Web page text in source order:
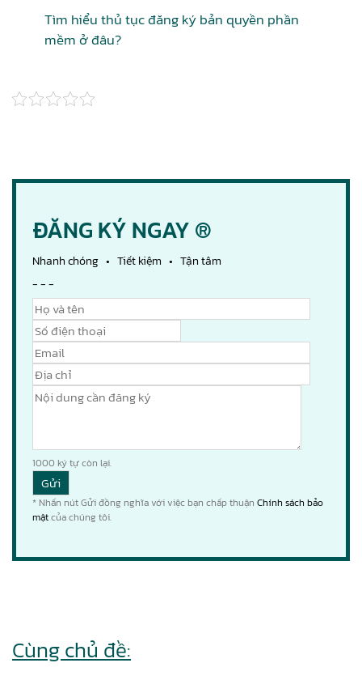
Tìm hiểu thủ tục đăng ký bản quyền phần
mềm ở đâu?
ĐĂNG KÝ NGAY ®
Nhanh chóng • Tiết kiệm • Tận tâm
- - -
1000 ký tự còn lại.
* Nhấn nút Gửi đồng nghĩa với việc bạn chấp thuận Chính sách bảo
mậtcủa chúng tôi.
Cùng chủ đề: